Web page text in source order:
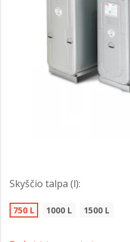
Skyščio talpa (l):
750 L 1000 L 1500 L